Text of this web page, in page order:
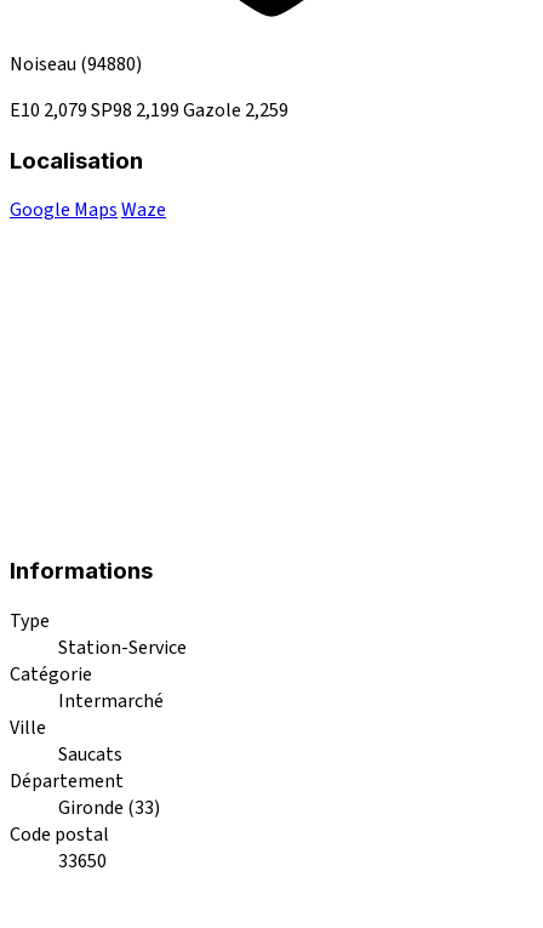
Noiseau (94880)
E10 2,079SP98 2,199Gazole 2,259
Localisation
Google MapsWaze
Informations
Type
Station-Service
Catégorie
Intermarché
Ville
Saucats
Département
Gironde (33)
Code postal
33650